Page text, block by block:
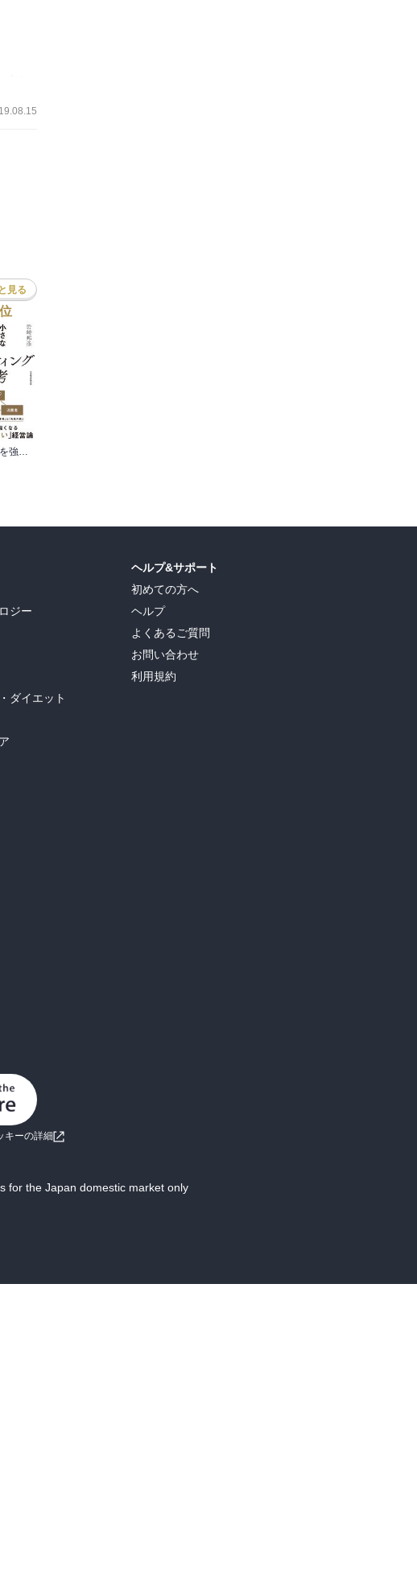
って
らに弱
対に
めざ
見る
位
小さな会社を強くするマーケティング思考
ジー
ダイエット
ヘルプ&サポート
初めての方へ
ヘルプ
よくあるご質問
お問い合わせ
利用規約
キーの詳細
for the Japan domestic market only